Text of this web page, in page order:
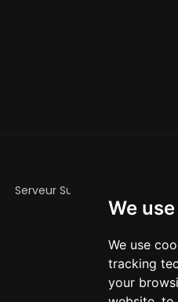
We
We use
tracking
your
Serveur Survie, avec des
et de